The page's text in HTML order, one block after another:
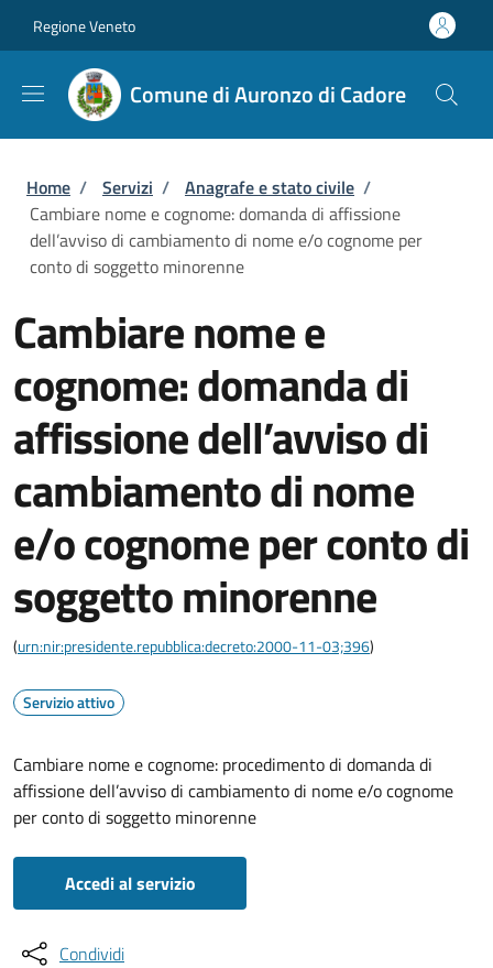
Regione Veneto
Comune di Auronzo di Cadore
Briciole di pane
Home / Servizi / Anagrafe e stato civile /
Cambiare nome e cognome: domanda di affissione
dell’avviso di cambiamento di nome e/o cognome per
conto di soggetto minorenne
Cambiare nome e
cognome: domanda di
affissione dell’avviso di
cambiamento di nome
e/o cognome per conto di
soggetto minorenne
(urn:nir:presidente.repubblica:decreto:2000-11-03;396)
Servizio attivo
Cambiare nome e cognome: procedimento di domanda di
affissione dell’avviso di cambiamento di nome e/o cognome
per conto di soggetto minorenne
Accedi al servizio
Condividi